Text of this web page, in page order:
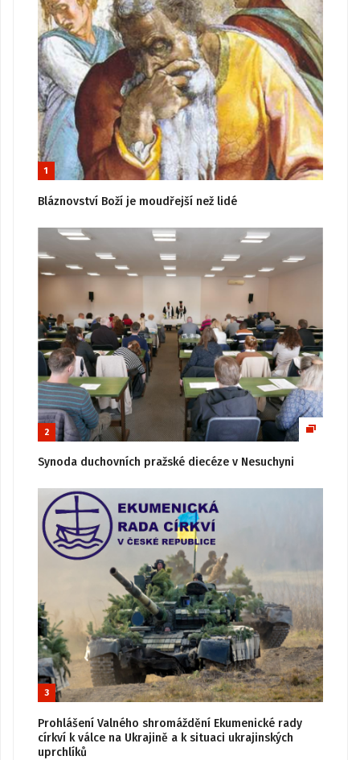
1
Bláznovství Boží je moudřejší než lidé
2
Synoda duchovních pražské diecéze v Nesuchyni
3
Prohlášení Valného shromáždění Ekumenické rady
církví k válce na Ukrajině a k situaci ukrajinských
uprchlíků